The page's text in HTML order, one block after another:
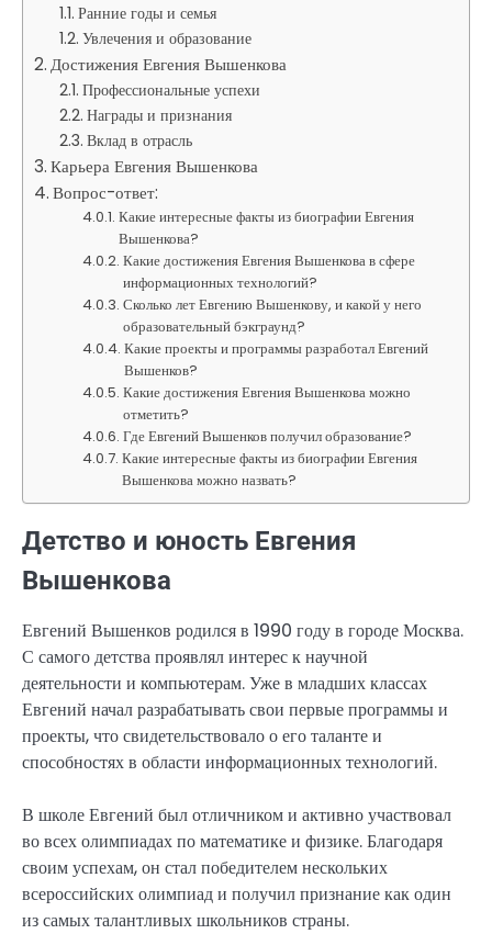
Ранние годы и семья
Увлечения и образование
Достижения Евгения Вышенкова
Профессиональные успехи
Награды и признания
Вклад в отрасль
Карьера Евгения Вышенкова
Вопрос-ответ:
Какие интересные факты из биографии Евгения
Вышенкова?
Какие достижения Евгения Вышенкова в сфере
информационных технологий?
Сколько лет Евгению Вышенкову, и какой у него
образовательный бэкграунд?
Какие проекты и программы разработал Евгений
Вышенков?
Какие достижения Евгения Вышенкова можно
отметить?
Где Евгений Вышенков получил образование?
Какие интересные факты из биографии Евгения
Вышенкова можно назвать?
Детство и юность Евгения
Вышенкова
Евгений Вышенков родился в 1990 году в городе Москва.
С самого детства проявлял интерес к научной
деятельности и компьютерам. Уже в младших классах
Евгений начал разрабатывать свои первые программы и
проекты, что свидетельствовало о его таланте и
способностях в области информационных технологий.
В школе Евгений был отличником и активно участвовал
во всех олимпиадах по математике и физике. Благодаря
своим успехам, он стал победителем нескольких
всероссийских олимпиад и получил признание как один
из самых талантливых школьников страны.